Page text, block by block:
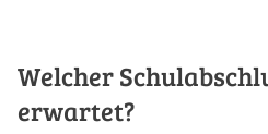
Welcher
erwartet?